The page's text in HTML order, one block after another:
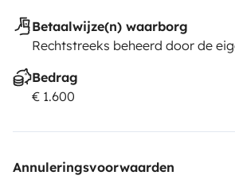
Betaalwijze(n) waarborg
Rechtstreeks beheerd door de
Bedrag
€ 1.600
Annuleringsvoorwaarden